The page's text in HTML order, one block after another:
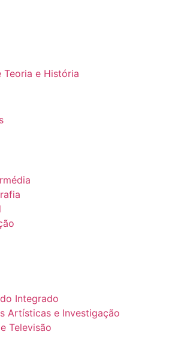
Teoria e História
Integrado
Artísticas e Investigação
Televisão